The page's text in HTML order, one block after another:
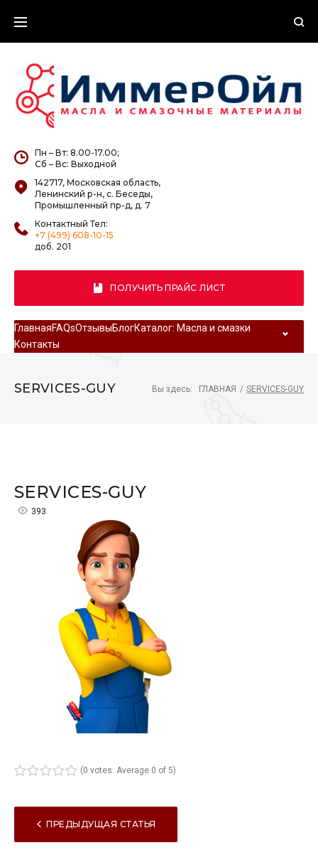
Пн – Вт: 8.00-17.00;
Сб – Вс: Выходной
142717, Московская область,
Ленинский р-н, с. Беседы,
Промышленный пр-д, д. 7
Контактный Тел:
+7 (499) 608-10-15
доб. 201
ПОЛУЧИТЬ ПРАЙС ЛИСТ
ГлавнаяFAQsОтзывыБлогКаталог: Масла и смазки
Контакты
SERVICES-GUY Вы здесь: ГЛАВНАЯ / SERVICES-GUY
SERVICES-GUY
393
(0 votes . Average 0 of 5)
НАВИГАЦИЯ
ПО
ПРЕДЫДУЩАЯ СТАТЬЯ